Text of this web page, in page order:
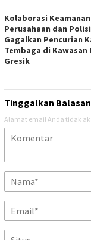
Kolaborasi Keamanan
Perusahaan dan Polisi
Gagalkan Pencurian
Tembaga di
Gresik
Tinggalkan Balasan
Alamat email Anda tidak